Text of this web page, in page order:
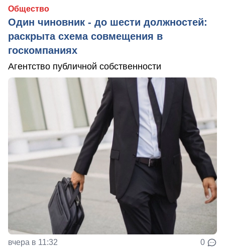
Общество
Один чиновник - до шести должностей:
раскрыта схема совмещения в
госкомпаниях
Агентство публичной собственности
вчера в 11:32 0